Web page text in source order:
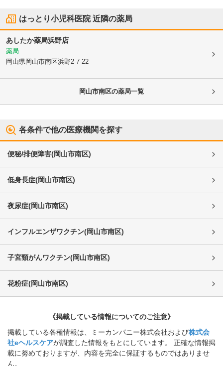
はっとり小児科医院近隣の薬局
あしたか薬局浜野店
薬局
岡山県岡山市南区浜野2-7-22
岡山市南区の薬局一覧
各条件で他の医療機関を探す
便秘/排便障害(岡山市南区)
低身長症(岡山市南区)
夜尿症(岡山市南区)
インフルエンザワクチン(岡山市南区)
子宮頸がんワクチン(岡山市南区)
花粉症(岡山市南区)
《掲載している情報についてのご注意》
掲載している各種情報は、ミーカンパニー株式会社および株式会
社eヘルスケアが調査した情報をもとにしています。 正確な情報掲
載に努めておりますが、内容を完全に保証するものではありませ
ん。